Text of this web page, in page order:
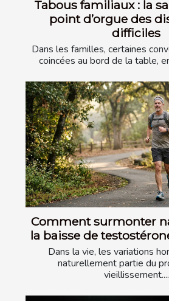
Tabous familiaux : la
point d’orgue des
difficiles
Dans les familles, certaines
coincées au bord de la table,
Comment surmonter
la baisse de
Dans la vie, les variations
naturellement partie du
vieillissement....